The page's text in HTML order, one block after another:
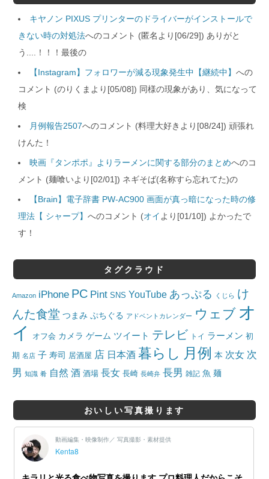
キヤノン PIXUS プリンターのドライバーがインストールで
きない時の対処法へのコメント (匿名より[06/29]) ありがと
う....！！！最後の
【Instagram】フォロワーが減る現象発生中【継続中】への
コメント (のりくまより[05/08]) 同様の現象があり、気になって
検
月例報告2507へのコメント (料理大好きより[08/24]) 頑張れ
けんた！
映画『タンポポ』よりラーメンに関する部分のまとめへのコ
メント (麺喰いより[02/01]) ネギそば(名称すら忘れてた)の
【Brain】電子辞書 PW-AC900 画面が真っ暗になった時の修
理法【 シャープ】 へのコメント (オイ より[01/10]) よかったで
す！
タグクラウド
Amazon iPhone PC Pint SNS YouTube あっぷる くじら け
んた食堂 つまみ ぷちぐる アドベントカレンダー ウェブ オ
イ
オフ会 カメラ ゲーム ツイート テレビ トイ ラーメン 初
期 名店 子 寿司 居酒屋 店 日本酒 暮らし 月例 本 次女 次
男 知識 肴 自然 酒 酒場 長女 長崎 長崎弁 長男 雑記 魚 麺
おいしい写真撮ります